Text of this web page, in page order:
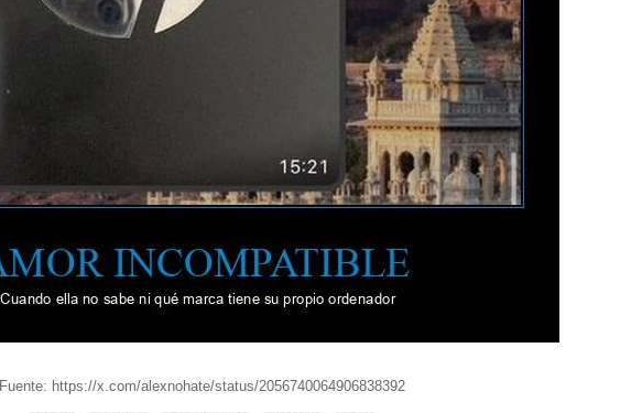
Fuente: https://x.com/alexnohate/status/2056740064906838392